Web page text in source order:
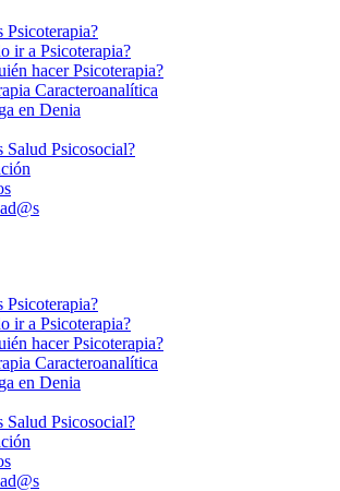
Psicoterapia?
ir a Psicoterapia?
hacer Psicoterapia?
Caracteroanalítica
en Denia
Salud Psicosocial?
Psicoterapia?
ir a Psicoterapia?
hacer Psicoterapia?
Caracteroanalítica
en Denia
Salud Psicosocial?